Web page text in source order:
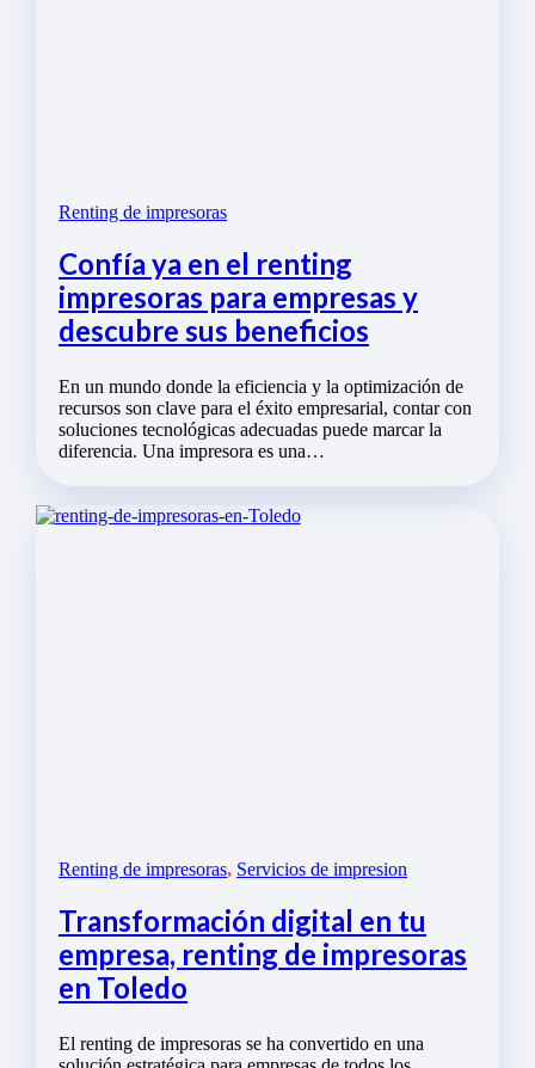
Renting de impresoras
Confía ya en el renting
impresoras para empresas y
descubre sus beneficios
En un mundo donde la eficiencia y la optimización de
recursos son clave para el éxito empresarial, contar con
soluciones tecnológicas adecuadas puede marcar la
diferencia. Una impresora es una…
Renting de impresoras, Servicios de impresion
Transformación digital en tu
empresa, renting de impresoras
en Toledo
El renting de impresoras se ha convertido en una